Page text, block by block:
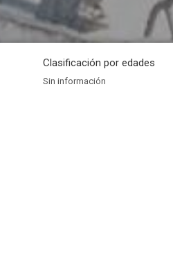
Clasificación por edades
Sin información